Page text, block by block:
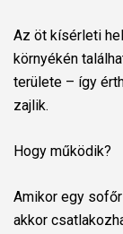
Az öt kísérleti
környékén
területe – így
zajlik.
Hogy működik?
Amikor egy
akkor